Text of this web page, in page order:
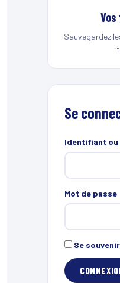
Sauvegardez
Se
Identifiant ou
Mot de passe
Se